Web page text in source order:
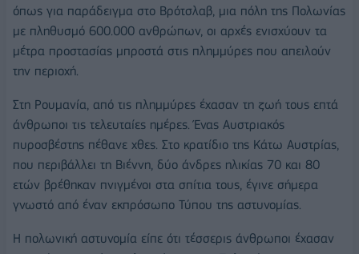
όπως για παράδειγμα στο Βρότσλαβ, μια πόλη της Πολωνίας
με πληθυσμό 600.000 ανθρώπων, οι αρχές ενισχύουν τα
μέτρα προστασίας μπροστά στις πλημμύρες που απειλούν
την περιοχή.
Στη Ρουμανία, από τις πλημμύρες έχασαν τη ζωή τους επτά
άνθρωποι τις τελευταίες ημέρες. Ένας Αυστριακός
πυροσβέστης πέθανε χθες. Στο κρατίδιο της Κάτω Αυστρίας,
που περιβάλλει τη Βιέννη, δύο άνδρες ηλικίας 70 και 80
ετών βρέθηκαν πνιγμένοι στα σπίτια τους, έγινε σήμερα
γνωστό από έναν εκπρόσωπο Τύπου της αστυνομίας.
Η πολωνική αστυνομία είπε ότι τέσσερις άνθρωποι έχασαν